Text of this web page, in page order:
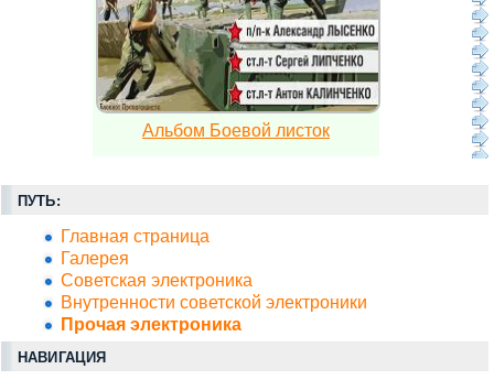
Альбом Боевой листок
ПУТЬ:
Главная страница
Галерея
Советская электроника
Внутренности советской электроники
Прочая электроника
НАВИГАЦИЯ